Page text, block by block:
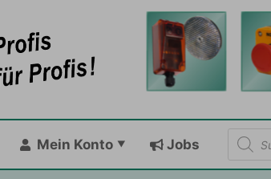
Mein Konto Jobs
Products
search